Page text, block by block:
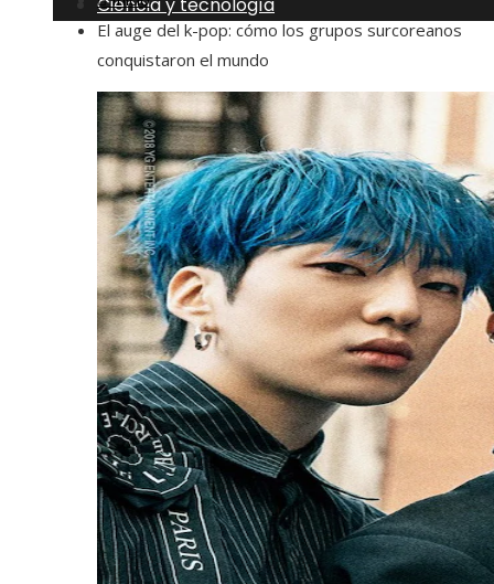
El auge del k-pop: cómo los grupos surcoreanos
conquistaron el mundo